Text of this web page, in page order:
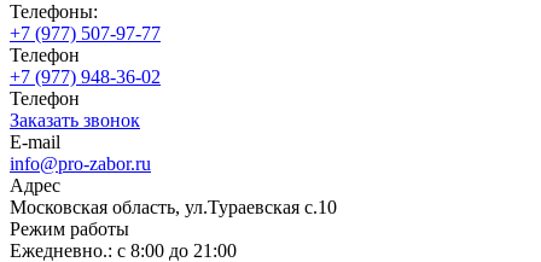
Телефоны:
+7 (977) 507-97-77
Телефон
+7 (977) 948-36-02
Телефон
Заказать звонок
E-mail
info@pro-zabor.ru
Адрес
Московская область, ул.Тураевская с.10
Режим работы
Ежедневно.: с 8:00 до 21:00